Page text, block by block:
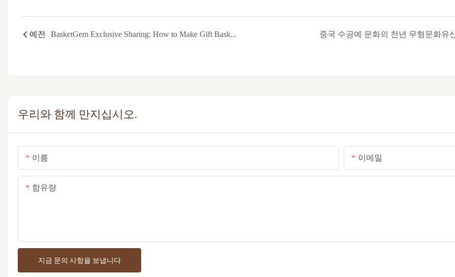
예전 BasketGem Exclusive Sharing: How to Make Gift Baskets with Flowers, Aromatherapy and Other Items? 중국 수공예 문화의 천년 무형문화유
우리와 함께 만지십시오.
이름 이메일
함유량
지금 문의 사항을 보냅니다